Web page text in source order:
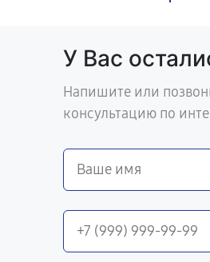
У Вас
Напишите или
консультацию по